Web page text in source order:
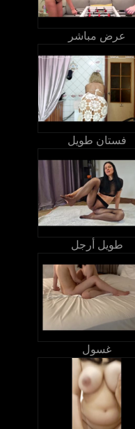
عرض مباشر
فستان طويل
طويل أرجل
غسول